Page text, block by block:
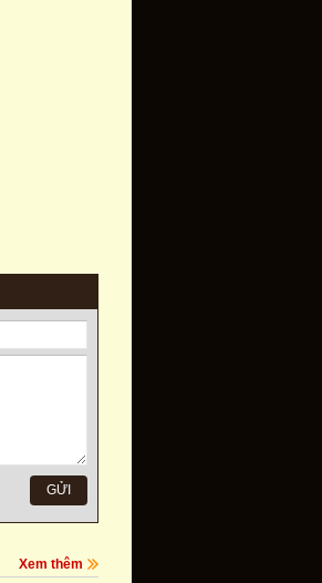
Xem thêm